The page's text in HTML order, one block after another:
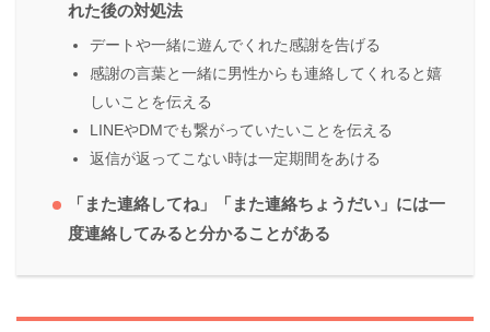
れた後の対処法
デートや一緒に遊んでくれた感謝を告げる
感謝の言葉と一緒に男性からも連絡してくれると嬉
しいことを伝える
LINEやDMでも繋がっていたいことを伝える
返信が返ってこない時は一定期間をあける
「また連絡してね」「また連絡ちょうだい」には一
度連絡してみると分かることがある